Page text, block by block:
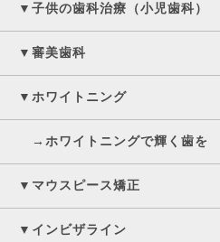
▼子供の歯科治療（小児歯科）
▼審美歯科
▼ホワイトニング
→ホワイトニングで輝く歯を
▼マウスピース矯正
▼インビザライン